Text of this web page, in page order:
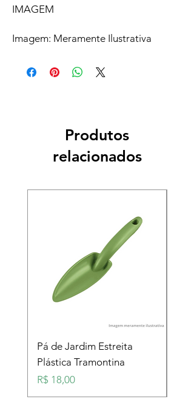
IMAGEM
Imagem: Meramente Ilustrativa
Produtos
relacionados
Pá de Jardim Estreita
Plástica Tramontina
Preço
R$ 18,00